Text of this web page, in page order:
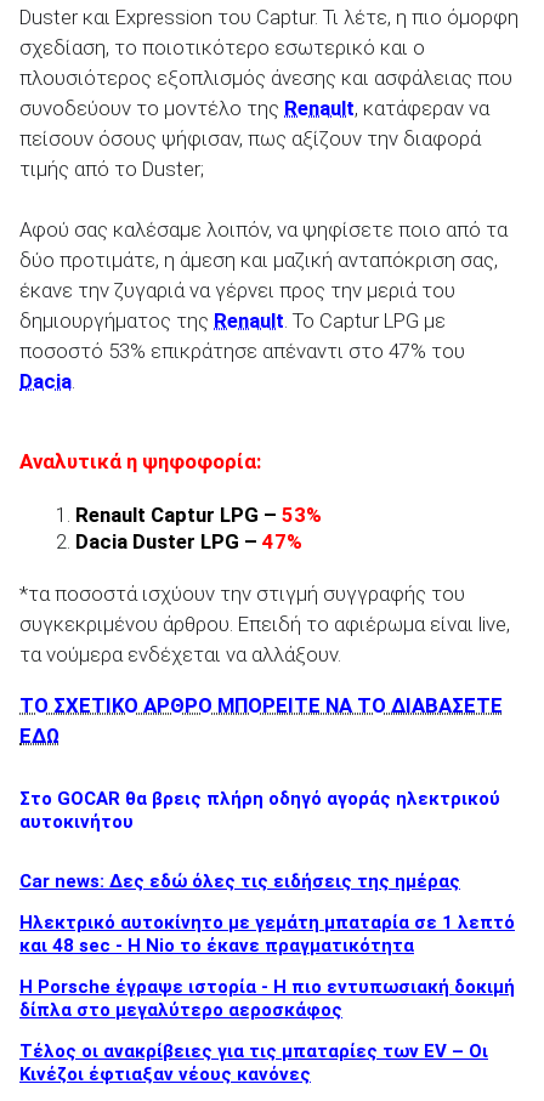
Μεταχειρισμένα
ΑΝΑΖΗΤΗΣΗ
Επιχειρήσεις
ΑΝΑΖΗΤΗΣΗ
Duster και Expression του Captur. Τι λέτε, η πιο όμορφη
σχεδίαση, το ποιοτικότερο εσωτερικό και ο
πλουσιότερος εξοπλισμός άνεσης και ασφάλειας που
συνοδεύουν το μοντέλο της Renault, κατάφεραν να
πείσουν όσους ψήφισαν, πως αξίζουν την διαφορά
τιμής από το Duster;
Αφού σας καλέσαμε λοιπόν, να ψηφίσετε ποιο από τα
δύο προτιμάτε, η άμεση και μαζική ανταπόκριση σας,
έκανε την ζυγαριά να γέρνει προς την μεριά του
δημιουργήματος της Renault . To Captur LPG με
ποσοστό 53% επικράτησε απέναντι στο 47% του
Dacia
Αναλυτικά η ψηφοφορία:
Renault Captur LPG – 53%
Dacia Duster LPG – 47%
*τα ποσοστά ισχύουν την στιγμή συγγραφής του
συγκεκριμένου άρθρου. Επειδή το αφιέρωμα είναι live,
τα νούμερα ενδέχεται να αλλάξουν.
ΤΟ ΣΧΕΤΙΚΟ ΑΡΘΡΟ ΜΠΟΡΕΙΤΕ ΝΑ ΤΟ ΔΙΑΒΑΣΕΤΕ
ΕΔΩ
Στο GOCAR θα βρεις πλήρη οδηγό αγοράς ηλεκτρικού
αυτοκινήτου
Car news: Δες εδώ όλες τις ειδήσεις της ημέρας
Ηλεκτρικό αυτοκίνητο με γεμάτη μπαταρία σε 1 λεπτό
και 48 sec - Η Nio το έκανε πραγματικότητα
H Porsche έγραψε ιστορία - H πιο εντυπωσιακή δοκιμή
δίπλα στο μεγαλύτερο αεροσκάφος
Τέλος οι ανακρίβειες για τις μπαταρίες των EV – Οι
Κινέζοι έφτιαξαν νέους κανόνες